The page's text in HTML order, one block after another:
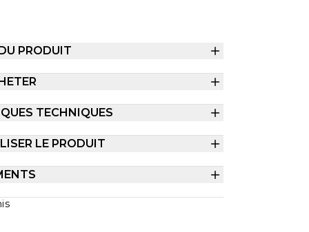
PRODUIT
TECHNIQUES
LE PRODUIT